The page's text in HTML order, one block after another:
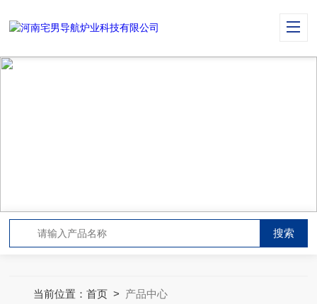
当前位置：首页 > 产品中心